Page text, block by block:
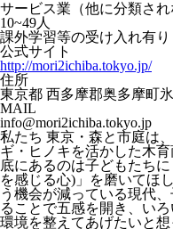
サービス業（他に分類され
10~49人
課外学習等の受け入れ有り
公式サイト
http://mori2ichiba.tokyo.jp/
住所
東京都 西多摩郡奥多摩町
MAIL
info@mori2ichiba.tokyo.jp
私たち 東京・森と市庭は
ギ・ヒノキを活かした木
底にあるのは子どもたち
を感じる心)」を磨いてほ
う機会が減っている現代
ることで五感を開き、い
環境を整えてあげたいと想